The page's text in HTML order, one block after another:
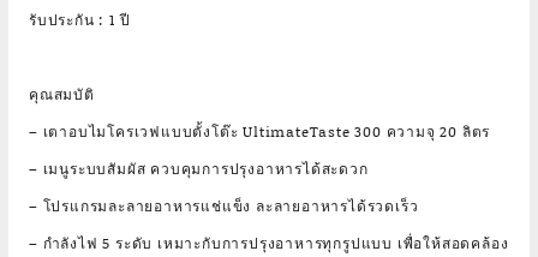
รับประกัน : 1 ปี
คุณสมบัติ
– เตาอบไมโครเวฟแบบตั้งโต๊ะ UltimateTaste 300 ความจุ 20 ลิตร
– เมนูระบบสัมผัส ควบคุมการปรุงอาหารได้สะดวก
– โปรแกรมละลายอาหารแช่แข็ง ละลายอาหารได้รวดเร็ว
– กำลังไฟ 5 ระดับ เหมาะกับการปรุงอาหารทุกรูปแบบ เพื่อให้สอดคล้อง